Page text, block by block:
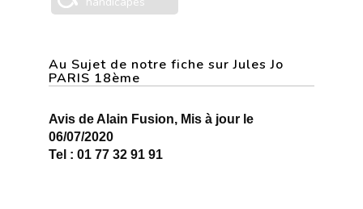
Au Sujet de notre fiche sur Jules Jo
PARIS 18ème
Avis de Alain Fusion, Mis à jour le
06/07/2020
Tel : 01 77 32 91 91